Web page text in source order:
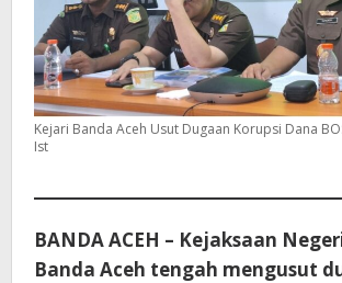
Kejari Banda Aceh Usut Dugaan Korupsi Dana
Ist
BANDA ACEH – Kejaksaan
Banda Aceh tengah mengusut